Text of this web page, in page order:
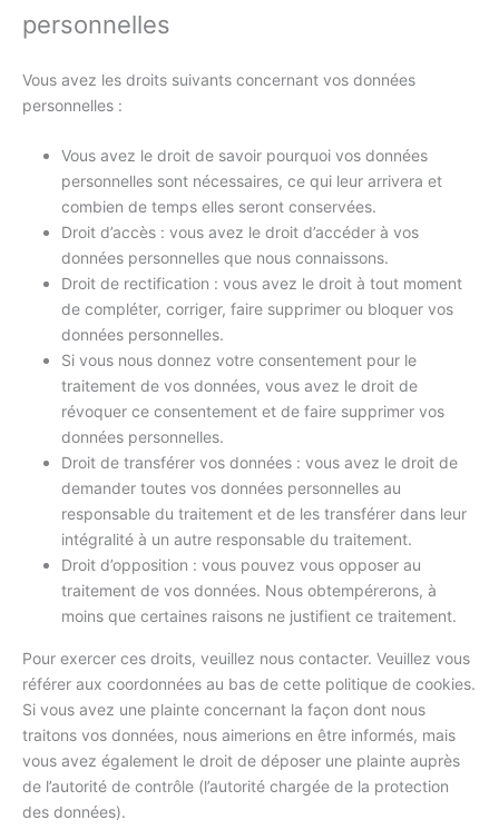
personnelles
Vous avez les droits suivants concernant vos données
personnelles :
Vous avez le droit de savoir pourquoi vos données
personnelles sont nécessaires, ce qui leur arrivera et
combien de temps elles seront conservées.
Droit d’accès : vous avez le droit d’accéder à vos
données personnelles que nous connaissons.
Droit de rectification : vous avez le droit à tout moment
de compléter, corriger, faire supprimer ou bloquer vos
données personnelles.
Si vous nous donnez votre consentement pour le
traitement de vos données, vous avez le droit de
révoquer ce consentement et de faire supprimer vos
données personnelles.
Droit de transférer vos données : vous avez le droit de
demander toutes vos données personnelles au
responsable du traitement et de les transférer dans leur
intégralité à un autre responsable du traitement.
Droit d’opposition : vous pouvez vous opposer au
traitement de vos données. Nous obtempérerons, à
moins que certaines raisons ne justifient ce traitement.
Pour exercer ces droits, veuillez nous contacter. Veuillez vous
référer aux coordonnées au bas de cette politique de cookies.
Si vous avez une plainte concernant la façon dont nous
traitons vos données, nous aimerions en être informés, mais
vous avez également le droit de déposer une plainte auprès
de l’autorité de contrôle (l’autorité chargée de la protection
des données).